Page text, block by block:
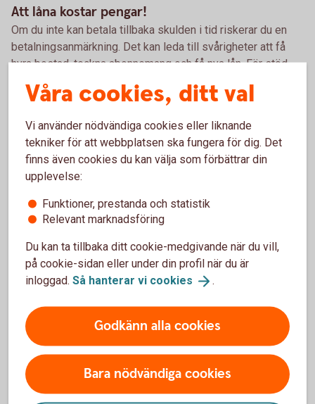
Att låna kostar pengar!
Om du inte kan betala tillbaka skulden i tid riskerar du en
betalningsanmärkning. Det kan leda till svårigheter att få
hyra bostad, teckna abonnemang och få nya lån. För stöd,
vänd dig till budget- och skuldrådgivningen i din kommun.
Kontaktuppgifter finns på konsumentverket.se
Pris och ränta Fritidslån
Ränta
6,19 % (senaste ränteändring 2025-10-03) räntan är
rörlig.
Uppläggningsavgift Nyckelkund
Uppläggningsavgift
550 kr
Aviseringsavgift
Våra cookies, ditt val
Vi använder nödvändiga cookies eller liknande
tekniker för att webbplatsen ska fungera för dig. Det
finns även cookies du kan välja som förbättrar din
upplevelse:
Funktioner, prestanda och statistik
Relevant marknadsföring
Du kan ta tillbaka ditt cookie-medgivande när du vill,
på cookie-sidan eller under din profil när du är
inloggad. Så hanterar vi cookies .
Godkänn alla cookies
Bara nödvändiga cookies